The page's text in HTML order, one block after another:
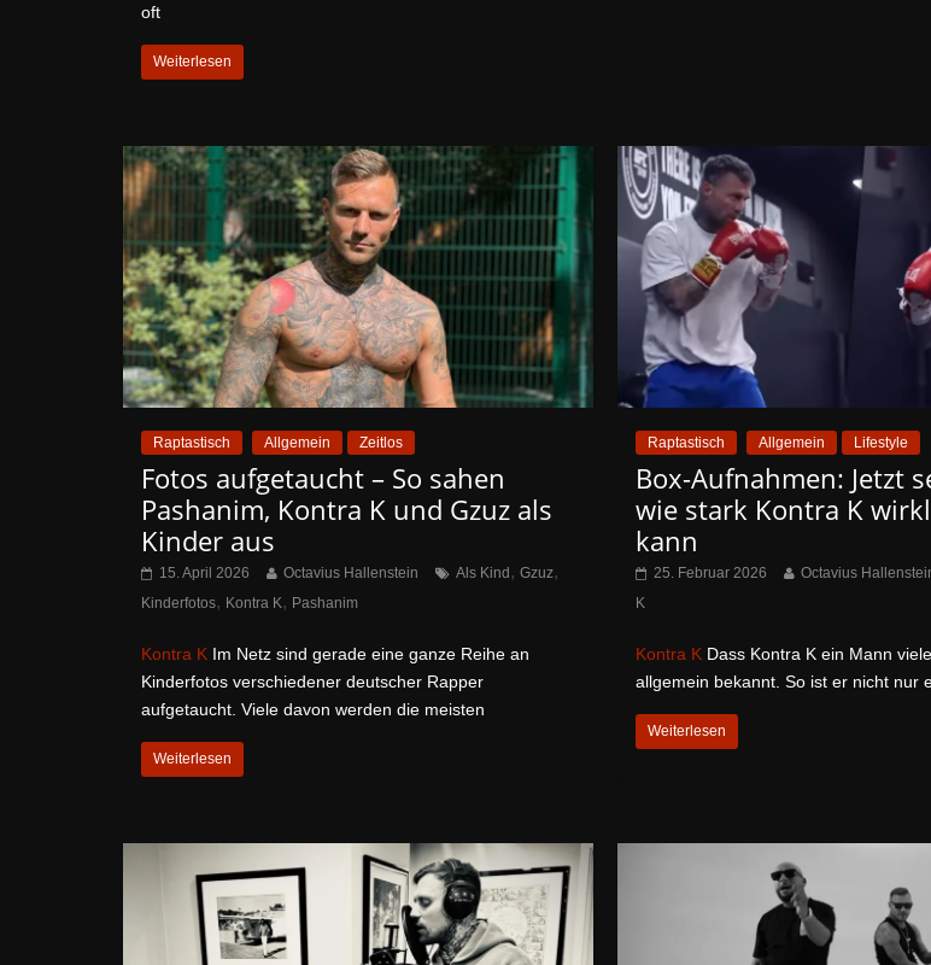
oft
Weiterlesen
Raptastisch Allgemein Zeitlos
Fotos aufgetaucht – So sahen
Pashanim, Kontra K und Gzuz als
Kinder aus
15. April 2026 Octavius Hallenstein Als Kind, Gzuz,
Kinderfotos, Kontra K, Pashanim
Kontra K Im Netz sind gerade eine ganze Reihe an
Kinderfotos verschiedener deutscher Rapper
aufgetaucht. Viele davon werden die meisten
Weiterlesen
Raptastisch Allgemein Lifestyle
Box-Aufnahmen: Jetzt
wie stark Kontra K
kann
25. Februar 2026 Octavius
K
Kontra K Dass Kontra K ein Mann
allgemein bekannt. So ist er nicht nur
Weiterlesen